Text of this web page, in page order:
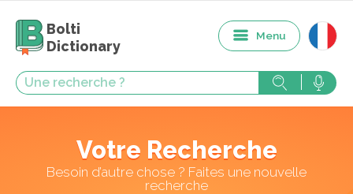
Bolti
Dictionary
Menu
Votre Recherche
Besoin d’autre chose ? Faites une nouvelle
recherche